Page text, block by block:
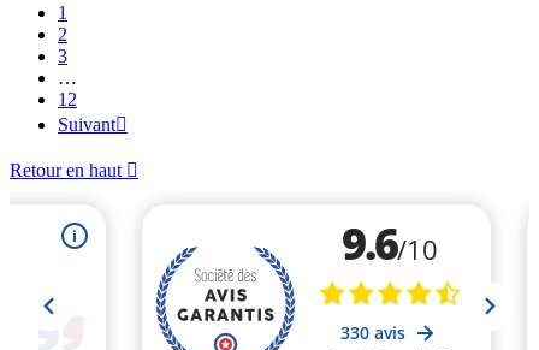
1
2
3
…
12
Suivant
Retour en haut 